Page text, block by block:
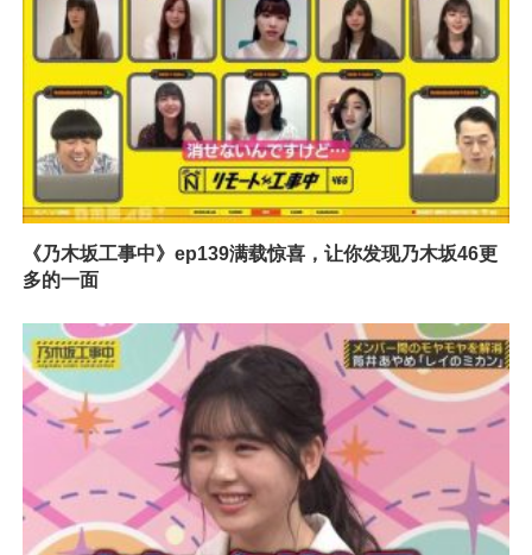
《乃木坂工事中》ep139满载惊喜，让你发现乃木坂46更
多的一面